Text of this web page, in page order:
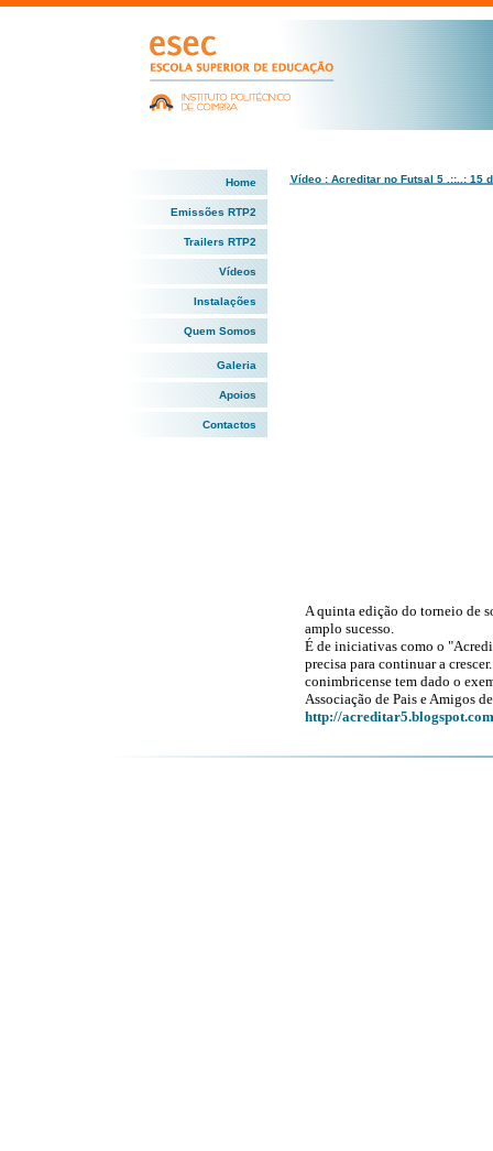
Home
Emissões RTP2
Trailers RTP2
Vídeos
Instalações
Quem Somos
Galeria
Apoios
Contactos
Vídeo : Acreditar no Futsal 5 .::..: 15
A quinta edição do torneio de
amplo sucesso.
É de iniciativas como o
precisa para continuar a
conimbricense tem dado o
Associação de Pais e Amigos
http://acreditar5.blogspot.com